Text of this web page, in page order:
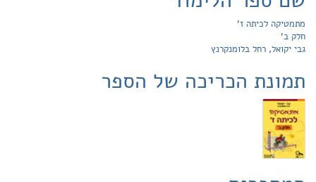
מתמטיקה לכיתה ז'
חלק ב'
גבי יקואל, רחל בלומנקרנץ
תמונת הכריכה של הספר